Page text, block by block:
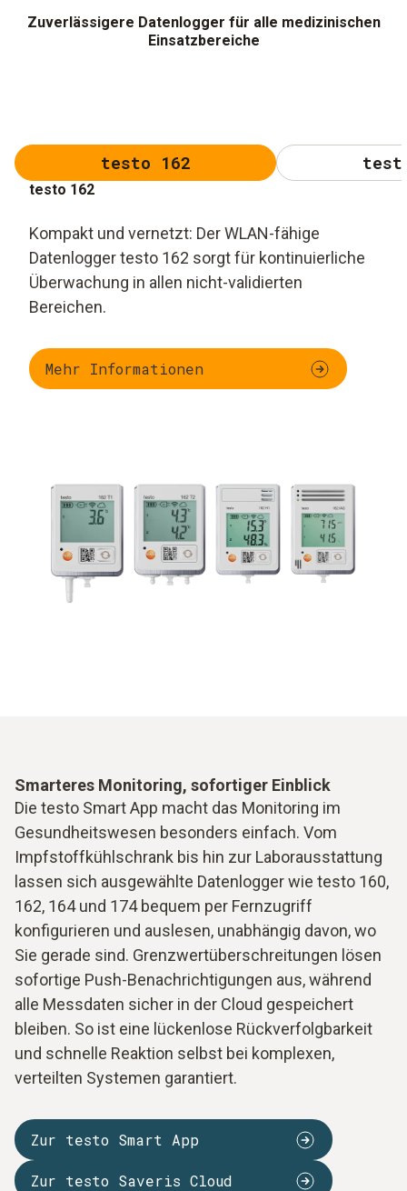
Zuverlässigere Datenlogger für alle medizinischen
Einsatzbereiche
testo 162
testo 162
Kompakt und vernetzt: Der WLAN-fähige
Datenlogger testo 162 sorgt für kontinuierliche
Überwachung in allen nicht-validierten
Bereichen.
Mehr Informationen
Smarteres Monitoring, sofortiger Einblick
Die testo Smart App macht das Monitoring im
Gesundheitswesen besonders einfach. Vom
Impfstoffkühlschrank bis hin zur Laborausstattung
lassen sich ausgewählte Datenlogger wie testo 160,
162, 164 und 174 bequem per Fernzugriff
konfigurieren und auslesen, unabhängig davon, wo
Sie gerade sind. Grenzwertüberschreitungen lösen
sofortige Push-Benachrichtigungen aus, während
alle Messdaten sicher in der Cloud gespeichert
bleiben. So ist eine lückenlose Rückverfolgbarkeit
und schnelle Reaktion selbst bei komplexen,
verteilten Systemen garantiert.
Zur testo Smart App
Zur testo Saveris Cloud